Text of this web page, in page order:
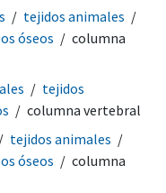
tejidos animales
óseos
columna
tejidos
columna vertebral
tejidos animales
óseos
columna